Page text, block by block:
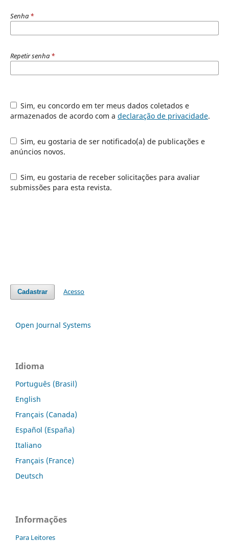
Senha *
Repetir senha *
Sim, eu concordo em ter meus dados coletados e
armazenados de acordo com a declaração de privacidade.
Sim, eu gostaria de ser notificado(a) de publicações e
anúncios novos.
Sim, eu gostaria de receber solicitações para avaliar
submissões para esta revista.
Cadastrar Acesso
Open Journal Systems
Idioma
Português (Brasil)
English
Français (Canada)
Español (España)
Italiano
Français (France)
Deutsch
Informações
Para Leitores